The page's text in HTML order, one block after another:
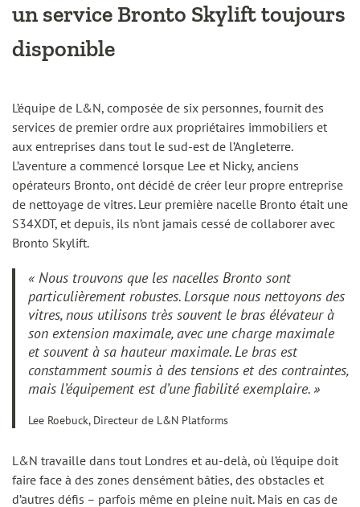
un service Bronto Skylift toujours
disponible
L’équipe de L&N, composée de six personnes, fournit des
services de premier ordre aux propriétaires immobiliers et
aux entreprises dans tout le sud-est de l’Angleterre.
L’aventure a commencé lorsque Lee et Nicky, anciens
opérateurs Bronto, ont décidé de créer leur propre entreprise
de nettoyage de vitres. Leur première nacelle Bronto était une
S34XDT, et depuis, ils n’ont jamais cessé de collaborer avec
Bronto Skylift.
« Nous trouvons que les nacelles Bronto sont
particulièrement robustes. Lorsque nous nettoyons des
vitres, nous utilisons très souvent le bras élévateur à
son extension maximale, avec une charge maximale
et souvent à sa hauteur maximale. Le bras est
constamment soumis à des tensions et des contraintes,
mais l’équipement est d’une fiabilité exemplaire. »
Lee Roebuck, Directeur de L&N Platforms
L&N travaille dans tout Londres et au-delà, où l’équipe doit
faire face à des zones densément bâties, des obstacles et
d’autres défis – parfois même en pleine nuit. Mais en cas de